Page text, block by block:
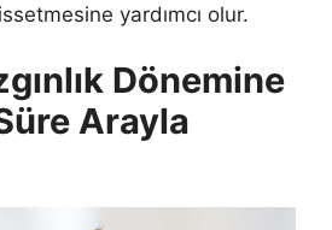
yardımcı olur.
Dönemine
Arayla